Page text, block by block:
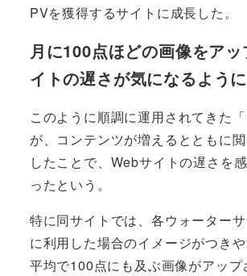
PVを獲得するサイトに成長した。
月に100点ほどの画像をア
イトの遅さが気になるように
このように順調に運用されてきた
が、コンテンツが増えるとともに
したことで、Webサイトの遅さを
ったという。
特に同サイトでは、各ウォーター
に利用した場合のイメージがつき
平均で100点にも及ぶ画像がアップ